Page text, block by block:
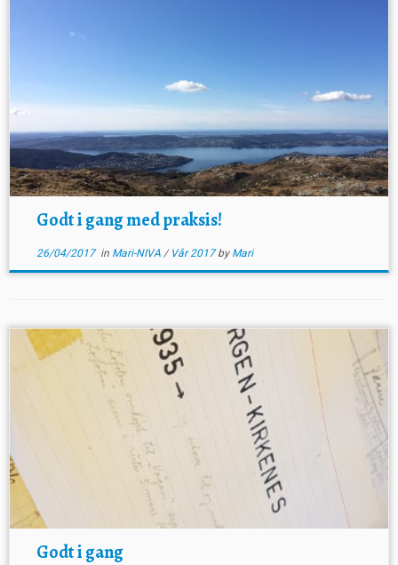
Godt i gang med praksis!
26/04/2017in Mari-NIVA / Vår 2017by Mari
Godt i gang